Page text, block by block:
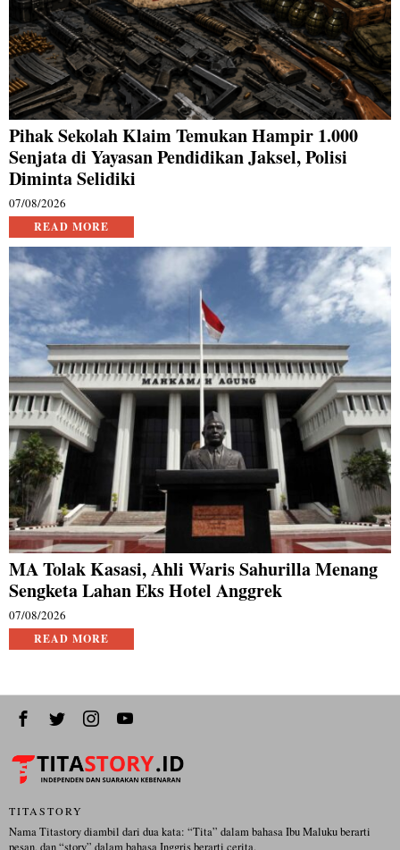
Pihak Sekolah Klaim Temukan Hampir 1.000
Senjata di Yayasan Pendidikan Jaksel, Polisi
Diminta Selidiki
07/08/2026
READ MORE
MA Tolak Kasasi, Ahli Waris Sahurilla Menang
Sengketa Lahan Eks Hotel Anggrek
07/08/2026
READ MORE
TITASTORY
Nama Titastory diambil dari dua kata: “Tita” dalam bahasa Ibu Maluku berarti